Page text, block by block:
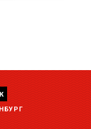
33а)
д.1)